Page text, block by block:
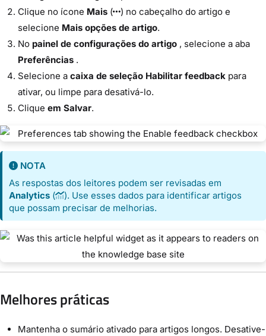
Clique no ícone Mais (
) no cabeçalho do artigo e
selecione Mais opções de artigo.
No painel de configurações do artigo , selecione a aba
Preferências .
Selecione a caixa de seleção Habilitar feedback para
ativar, ou limpe para desativá-lo.
Clique em Salvar.
NOTA
As respostas dos leitores podem ser revisadas em
Analytics (
). Use esses dados para identificar artigos
que possam precisar de melhorias.
Melhores práticas
Mantenha o sumário ativado para artigos longos. Desative-